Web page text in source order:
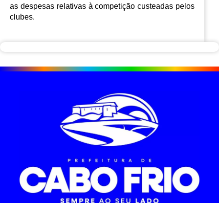
as despesas relativas à competição custeadas pelos
clubes.